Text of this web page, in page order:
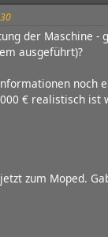
der Maschine -
ausgeführt)?
noch
€ realistisch ist
zum Moped.